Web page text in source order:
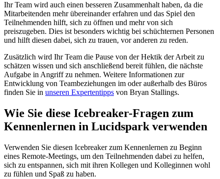
Ihr Team wird auch einen besseren Zusammenhalt haben, da die
Mitarbeitenden mehr übereinander erfahren und das Spiel den
Teilnehmenden hilft, sich zu öffnen und mehr von sich
preiszugeben. Dies ist besonders wichtig bei schüchternen Personen
und hilft diesen dabei, sich zu trauen, vor anderen zu reden.
Zusätzlich wird Ihr Team die Pause von der Hektik der Arbeit zu
schätzen wissen und sich anschließend bereit fühlen, die nächste
Aufgabe in Angriff zu nehmen. Weitere Informationen zur
Entwicklung von Teambeziehungen im oder außerhalb des Büros
finden Sie in unseren Expertentipps von Bryan Stallings.
Wie Sie diese Icebreaker-Fragen zum
Kennenlernen in Lucidspark verwenden
Verwenden Sie diesen Icebreaker zum Kennenlernen zu Beginn
eines Remote-Meetings, um den Teilnehmenden dabei zu helfen,
sich zu entspannen, sich mit ihren Kollegen und Kolleginnen wohl
zu fühlen und Spaß zu haben.